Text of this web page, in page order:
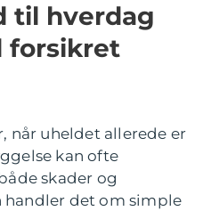
til hverdag
forsikret
når uheldet allerede er
kan ofte
skader og
handler det om simple